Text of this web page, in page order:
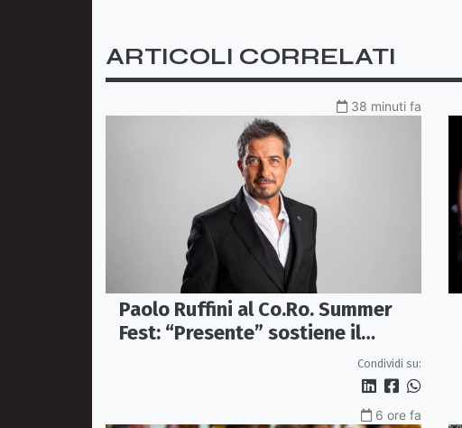
ARTICOLI CORRELATI
38 minuti fa
Paolo Ruffini al Co.Ro. Summer
Fest: “Presente” sostiene il
Condividi su:
6 ore fa